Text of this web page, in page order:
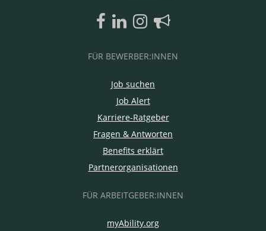
FÜR BEWERBER:INNEN
Job suchen
Job Alert
Karriere-Ratgeber
Fragen & Antworten
Benefits erklärt
Partnerorganisationen
FÜR ARBEITGEBER:INNEN
myAbility.org